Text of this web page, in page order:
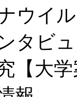
ウイ
タビ
【大